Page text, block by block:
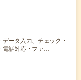
ータ入力、チェック・
電話対応・ファ…